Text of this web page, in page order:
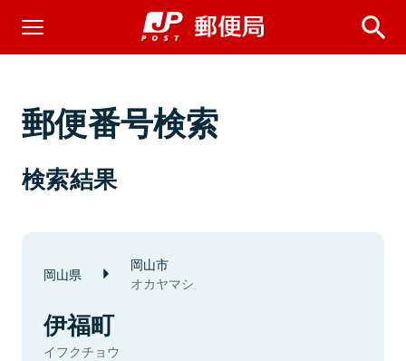
郵便番号検索
検索結果
岡山県 岡山市
オカヤマシ
伊福町
イフクチョウ